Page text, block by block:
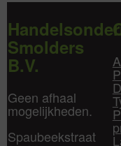
Smolders
B.V.
Geen afhaal
mogelijkheden.
Spaubeekstraat